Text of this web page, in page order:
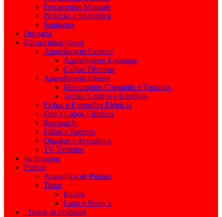
Ferramentas Manuais
Proteção e Segurança
Sanitários
Drogaria
Electricidade Geral
Aparelhagem Exterior
Aparelhagem Extanque
Calhas Técnicas
Aparelhagem Interior
Mecanismos Comando e Tomadas
Teclas, Centros e Espelhos
Fichas e Extensões Elétricas
Fios e Cabos Elétricos
Iluminação
Pilhas e Baterias
Quadros e Acessórios
TV Terrestre
Jardinagem
Pintura
Acessórios de Pintura
Tintas
Baldes
Latas e Spray´s
Todos os Produtos